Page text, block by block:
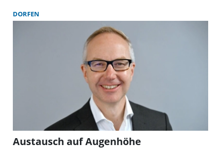
DORFEN
Austausch auf Augenhöhe